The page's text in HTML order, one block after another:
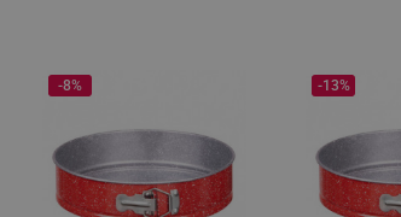
-8% -13%